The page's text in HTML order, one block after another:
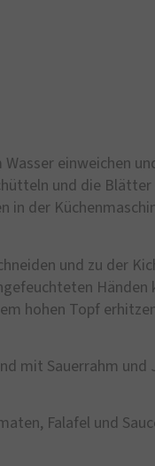
einweichen
und die Blätter
in der
und zu der
Händen
hohen Topf
mit Sauerrahm
Falafel und